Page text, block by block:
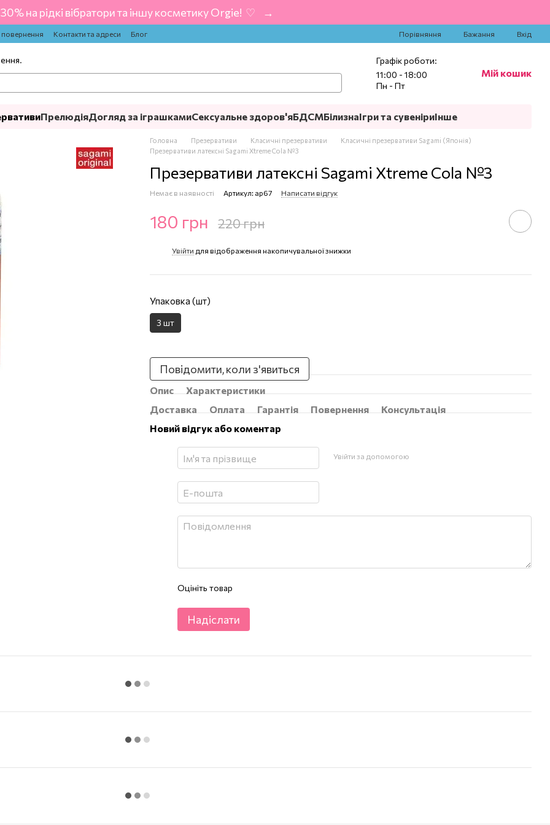
на рідкі вібратори та іншу косметику Orgie! ‍ ♡ ‍ →
повернення Контакти та адреси Блог Порівняння Бажання Вхід
Графік роботи:
11:00 - 18:00
Пн - Пт
Мій кошик
ПрелюдіяДогляд за іграшкамиСексуальне здоров'яБДСМБілизнаІгри та сувеніриІнше
Головна Презервативи Класичні презервативи
Класичні презервативи Sagami (Японія)
Презервативи латексні Sagami Xtreme Cola №3
Презервативи латексні Sagami Xtreme Cola №3
Немає в наявності Артикул: ap67 Написати відгук
180 грн 220 грн
Увійти для відображення накопичувальної знижки
Упаковка (шт)
3 шт
Повідомити, коли з'явиться
Опис
Характеристики
Доставка
Оплата Гарантія Повернення
Консультація
Новий відгук або коментар
Увійти за допомогою
Оцініть товар
Надіслати